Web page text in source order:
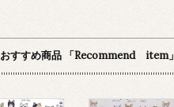
おすすめ商品 「Recommend item」